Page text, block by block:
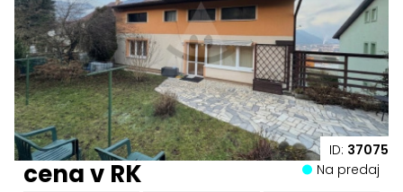
ID: 37075
cena v RK Na predaj